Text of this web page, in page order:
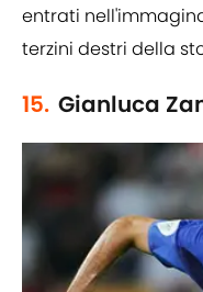
entrati
terzini destri della
15. Gianluca